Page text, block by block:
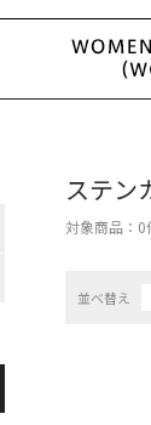
ステン
対象商品： 0
並べ替え